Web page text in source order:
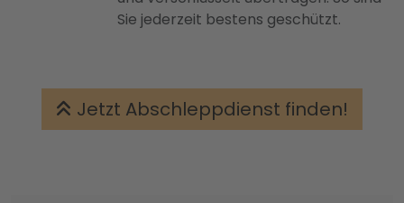
Sie jederzeit bestens geschützt.
Jetzt Abschleppdienst finden!